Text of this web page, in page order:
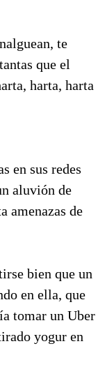
te
que el
harta, harta
en sus redes
aluvión de
amenazas de
bien que un
en ella, que
tomar un Uber
yogur en